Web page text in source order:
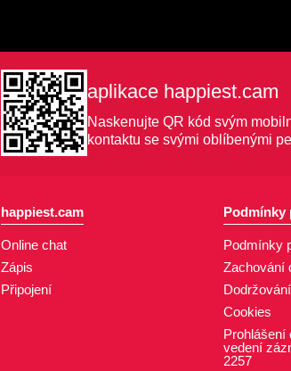
aplikace happiest.cam
Naskenujte QR kód svým
kontaktu se svými oblíbenými
happiest.cam
Online chat
Zápis
Připojení
Podmínky
Podmínky
Zachování
Dodržování
Cookies
Prohlášení
vedení
2257